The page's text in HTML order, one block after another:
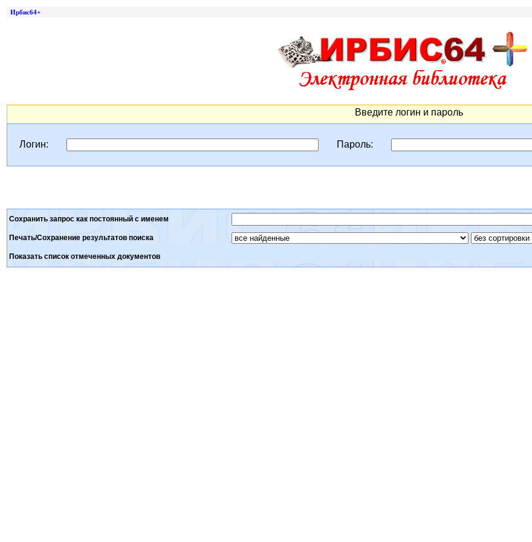
Ирбис64+
Введите логин и пароль
Логин: Пароль:
Сохранить запрос как постоянный с именем
Печать/Сохранение результатов поиска
Показать список отмеченных документов